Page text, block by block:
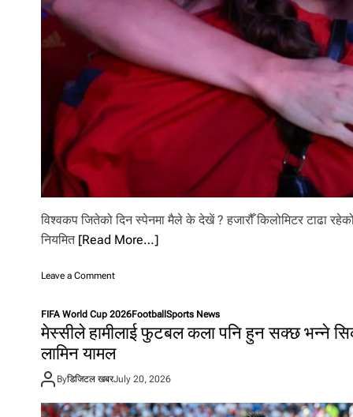
l
विश्वकप जितेको दिन स्पेनमा मैले के देखें ? हजारौँ किलोमिटर टाढा
नियमित [Read More…]
Leave a Commento
श्व
क
प
ते
दि
FIFA World Cup 2026Football Sports News
मेस्सीले हामीलाई फुटबल कला पनि हुन सक्छ भन्ने
लामिन यामल
Byडिजिटल खबरJuly 20, 2026